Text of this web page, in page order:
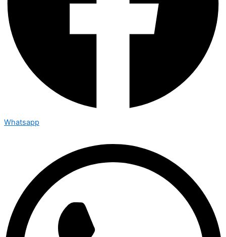
Whatsapp